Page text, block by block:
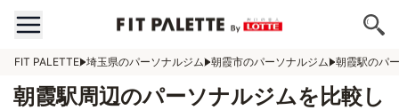
FIT PALETTE 埼玉県のパーソナルジム 朝霞市のパーソナルジム 朝霞駅のパ
朝霞駅周辺のパーソナルジムを比較し